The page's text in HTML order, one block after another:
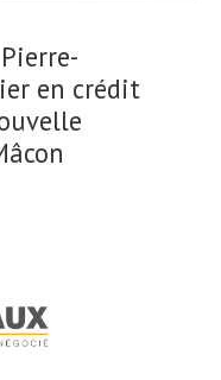
en crédit